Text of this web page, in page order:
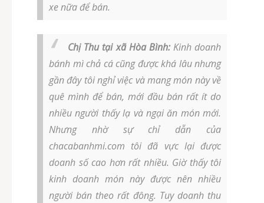
xe nữa để bán.
Chị Thu tại xã Hòa Bình:Kinh doanh
bánh mì chả cá cũng được khá lâu nhưng
gần đây tôi nghỉ việc và mang món này về
quê mình để bán, mới đầu bán rất ít do
nhiều người thấy lạ và ngại ăn món mới.
Nhưng nhờ sự chỉ dẫn của
chacabanhmi.com tôi đã vực lại được
doanh số cao hơn rất nhiều. Giờ thấy tôi
kinh doanh món này được nên nhiều
người bán theo rất đông. Tuy doanh thu